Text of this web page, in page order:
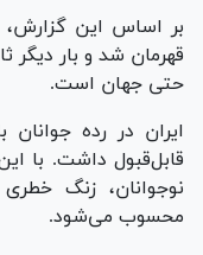
بر اساس این گزارش،
قهرمان شد و بار دیگر
حتی جهان است.
ایران در رده
قابل‌قبول داشت. با
نوجوانان، زنگ
محسوب می‌شود.